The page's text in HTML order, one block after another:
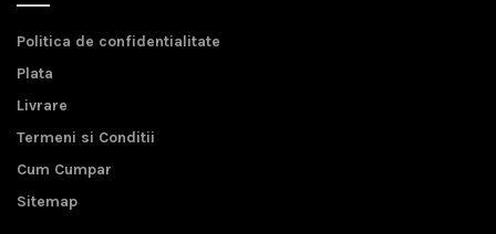
Politica de confidentialitate
Plata
Livrare
Termeni si Conditii
Cum Cumpar
Sitemap